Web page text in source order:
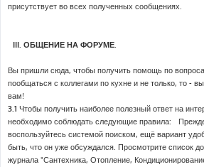
присутствует во всех полученных сообщениях.
III. ОБЩЕНИЕ НА ФОРУМЕ.
Вы пришли сюда, чтобы получить помощь по
пообщаться с коллегами по кухне и не только, то -
вам!
3.1 Чтобы получить наиболее полезный ответ на
необходимо соблюдать следующие правила:
воспользуйтесь системой поиском, ещё вариант
быть, что он уже обсуждался. Просмотрите список
журнала "Сантехника, Отопление,